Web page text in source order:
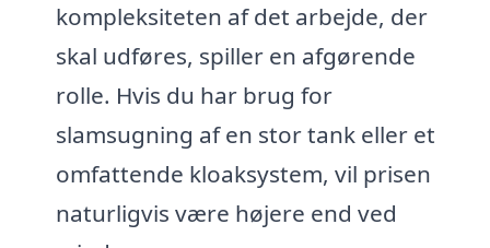
kompleksiteten af det arbejde, der
skal udføres, spiller en afgørende
rolle. Hvis du har brug for
slamsugning af en stor tank eller et
omfattende kloaksystem, vil prisen
naturligvis være højere end ved